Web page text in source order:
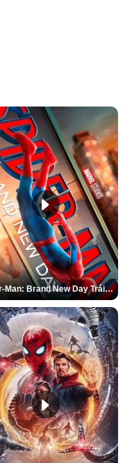
Spider-Man: Brand New Day Tráiler (3)